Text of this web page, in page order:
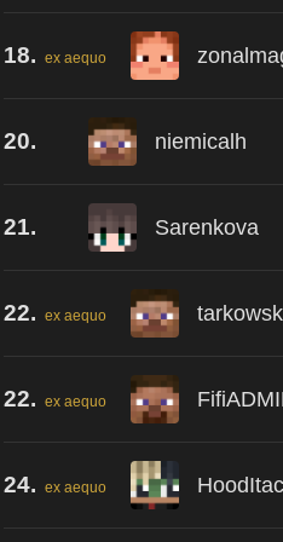
18. ex aequo
20. niemicalh
21. Sarenkova
22. ex aequo
22. ex aequo
24. ex aequo